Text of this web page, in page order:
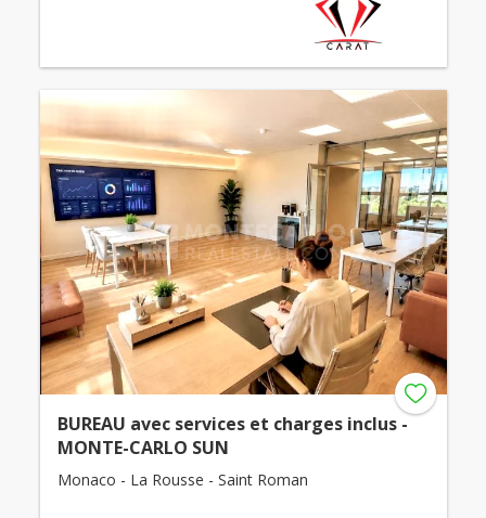
BUREAU avec services et charges inclus -
MONTE-CARLO SUN
Monaco - La Rousse - Saint Roman